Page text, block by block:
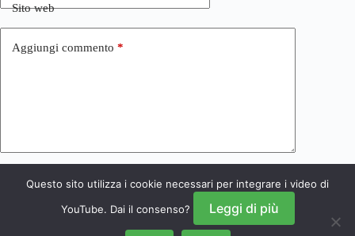
Sito web
Aggiungi commento *
Invia commento
Questo sito utilizza i cookie necessari per integrare i video di
YouTube. Dai il consenso?
Leggi di più